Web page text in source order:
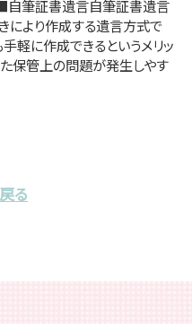
自筆証書遺言自筆証書遺言
により作成する遺言方式で
軽に作成できるというメリッ
保管上の問題が発生しやす
る